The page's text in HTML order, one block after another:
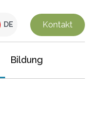
DE Kontakt
Bildung